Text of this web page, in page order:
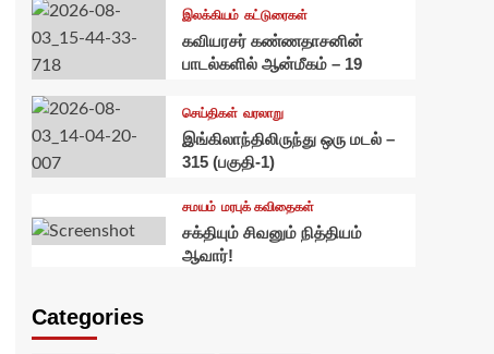
இலக்கியம் கட்டுரைகள்
கவியரசர் கண்ணதாசனின்
பாடல்களில் ஆன்மீகம் – 19
செய்திகள் வரலாறு
இங்கிலாந்திலிருந்து ஒரு மடல் –
315 (பகுதி-1)
சமயம் மரபுக் கவிதைகள்
சக்தியும் சிவனும் நித்தியம்
ஆவார்!
Categories